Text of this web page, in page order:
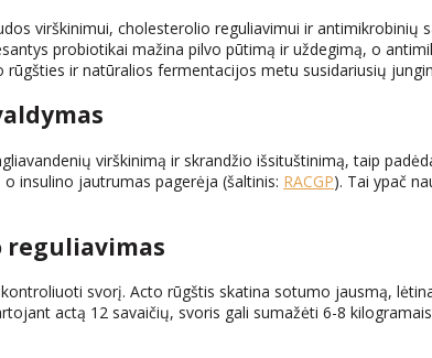
virškinimui, cholesterolio reguliavimui ir
probiotikai mažina pilvo pūtimą ir uždegimą, o
rūgšties ir natūralios fermentacijos metu susidariusių
virškinimą ir skrandžio išsituštinimą, taip
insulino jautrumas pagerėja (šaltinis: RACGP). Tai ypač
reguliavimas
svorį. Acto rūgštis skatina sotumo jausmą,
actą 12 savaičių, svoris gali sumažėti 6-8